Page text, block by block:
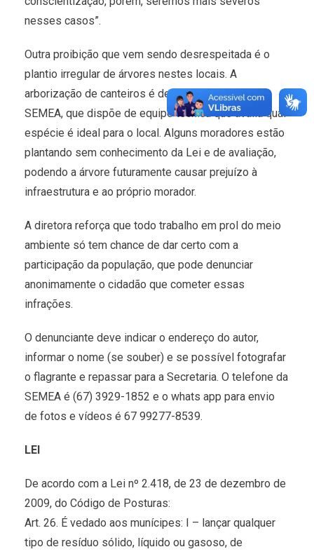
nesses casos”.
Outra proibição que vem sendo desrespeitada é o
plantio irregular de árvores nestes locais. A
arborização de canteiros é de competência da
SEMEA, que dispõe de equipe técnica que avalia qual
espécie é ideal para o local. Alguns moradores estão
plantando sem conhecimento da Lei e de avaliação,
podendo a árvore futuramente causar prejuízo à
infraestrutura e ao próprio morador.
A diretora reforça que todo trabalho em prol do meio
ambiente só tem chance de dar certo com a
participação da população, que pode denunciar
anonimamente o cidadão que cometer essas
infrações.
O denunciante deve indicar o endereço do autor,
informar o nome (se souber) e se possível fotografar
o flagrante e repassar para a Secretaria. O telefone da
SEMEA é (67) 3929-1852 e o whats app para envio
de fotos e vídeos é 67 99277-8539.
LEI
De acordo com a Lei nº 2.418, de 23 de dezembro de
2009, do Código de Posturas:
Art. 26. É vedado aos munícipes: I – lançar qualquer
tipo de resíduo sólido, líquido ou gasoso, de